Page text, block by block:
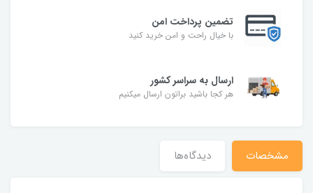
تضمین پرداخت امن
با خیال راحت و امن خرید کنید
ارسال به سراسر کشور
هر کجا باشید براتون ارسال میکنیم
مشخصات دیدگاه‌ها